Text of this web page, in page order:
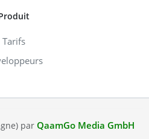
Tarifs
par QaamGo Media GmbH